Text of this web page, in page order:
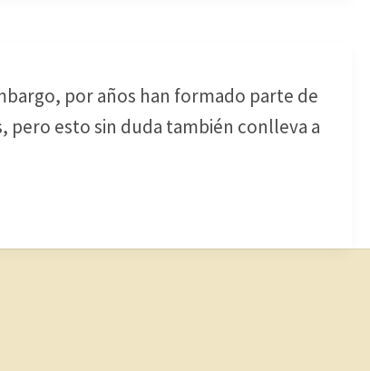
por años han formado parte de
esto sin duda también conlleva a